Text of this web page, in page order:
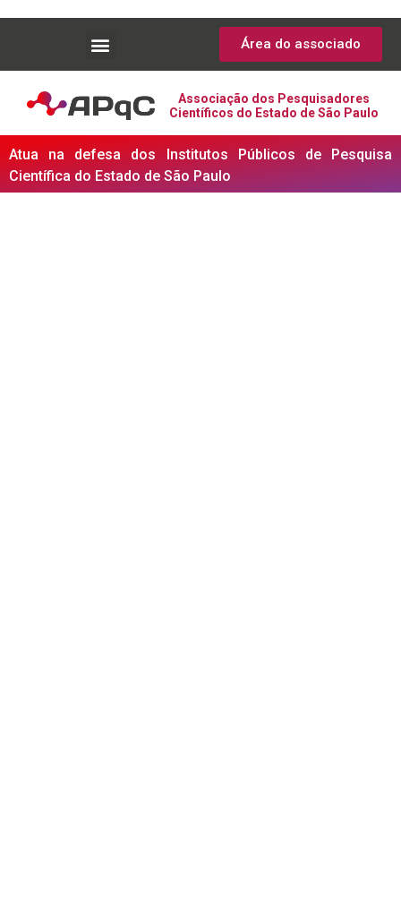
Área do associado
Associação dos Pesquisadores
Científicos do Estado de São Paulo
Atua na defesa dos Institutos Públicos de Pesquisa
Científica do Estado de São Paulo